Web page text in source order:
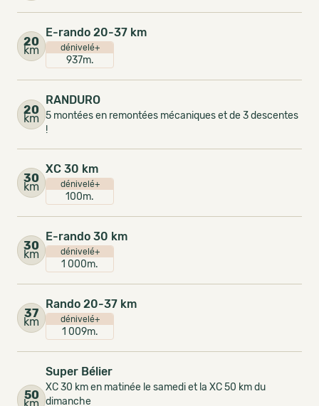
20
km
E-rando 20-37 km
dénivelé+
937m.
20
km
RANDURO
5 montées en remontées mécaniques et de 3 descentes
!
30
km
XC 30 km
dénivelé+
100m.
30
km
E-rando 30 km
dénivelé+
1 000m.
37
km
Rando 20-37 km
dénivelé+
1 009m.
50
Super Bélier
XC 30 km en matinée le samedi et la XC 50 km du
dimanche